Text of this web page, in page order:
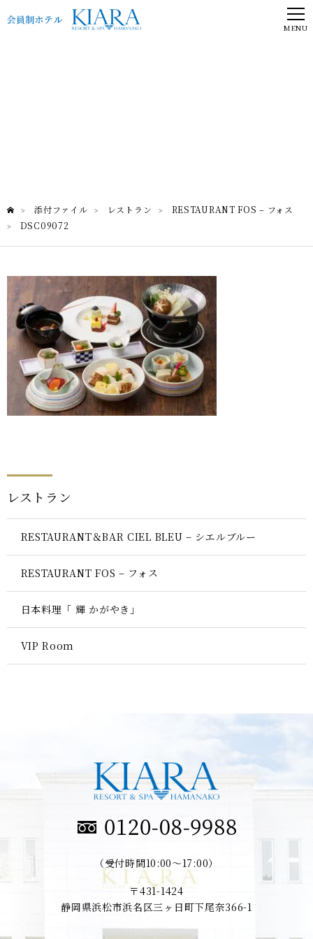
MENU
> 添付ファイル > レストラン > RESTAURANT FOS – フォス
> DSC09072
レストラン
RESTAURANT＆BAR CIEL BLEU – シエルブルー
RESTAURANT FOS – フォス
日本料理「 輝 かがやき」
VIP Room
（受付時間10:00～17:00）
〒431-1424
静岡県浜松市浜名区三ヶ日町下尾奈366-1